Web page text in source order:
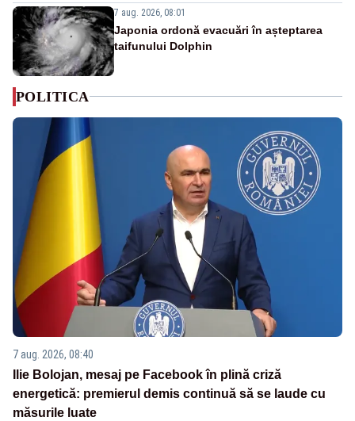
7 aug. 2026, 08:01
Japonia ordonă evacuări în așteptarea
taifunului Dolphin
POLITICA
7 aug. 2026, 08:40
Ilie Bolojan, mesaj pe Facebook în plină criză
energetică: premierul demis continuă să se laude cu
măsurile luate